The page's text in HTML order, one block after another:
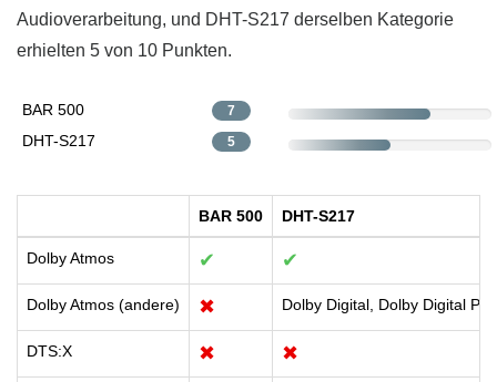
Audioverarbeitung, und DHT-S217 derselben Kategorie
erhielten 5 von 10 Punkten.
BAR 500 7
DHT-S217 5
BAR 500 DHT-S217
Dolby Atmos ✔ ✔
Dolby Atmos (andere) ✖ Dolby Digital, Dolby Digital
DTS:X ✖ ✖